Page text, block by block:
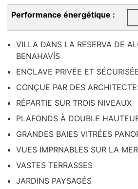
Performance énergétique :
VILLA DANS LA RESERVA DE
BENAHAVÍS
ENCLAVE PRIVÉE ET
CONÇUE PAR DES
RÉPARTIE SUR TROIS NIVEAUX
PLAFONDS À DOUBLE
GRANDES BAIES VITRÉES
VUES IMPRNABLES SUR LA MER
VASTES TERRASSES
JARDINS PAYSAGÉS